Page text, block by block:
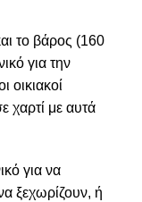
το βάρος (160
για την
χαρτί με αυτά
για να
ξεχωρίζουν, ή